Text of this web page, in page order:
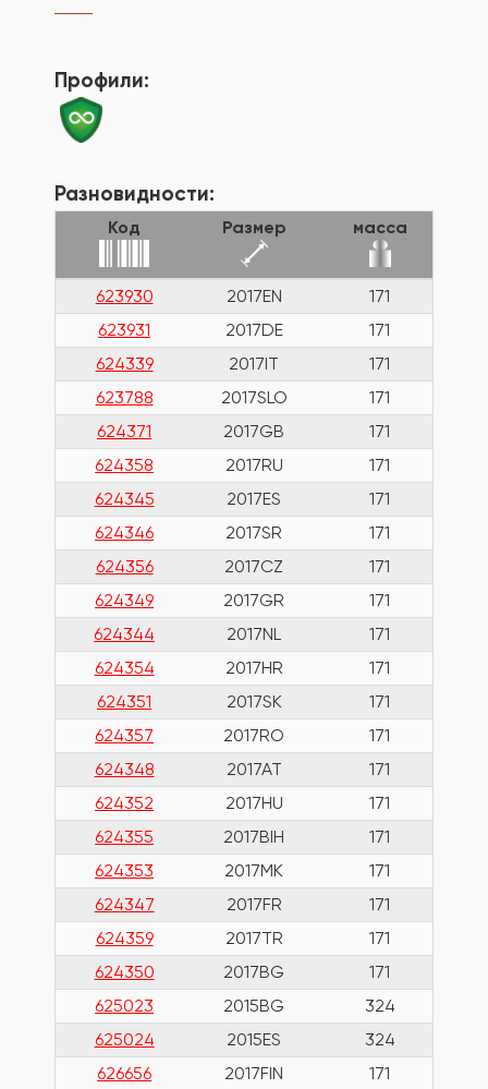
Профили:
Разновидности:
Код Размер масса
623930 2017EN
171
623931
2017DE
171
624339
2017IT
171
623788
2017SLO
171
624371
2017GB
171
624358
2017RU
171
624345
2017ES
171
624346
2017SR
171
624356
2017CZ
171
624349
2017GR
171
624344
2017NL
171
624354
2017HR
171
624351
2017SK
171
624357
2017RO
171
624348
2017AT
171
624352
2017HU
171
624355
2017BIH
171
624353
2017MK
171
624347
2017FR
171
624359
2017TR
171
624350
2017BG
171
625023
2015BG
324
625024
2015ES
324
626656
2017FIN 171